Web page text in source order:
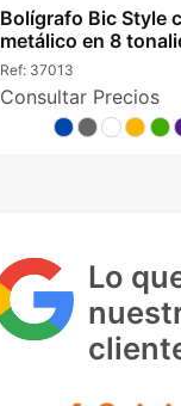
Bolígrafo Bic Style
metálico en 8
Ref: 37013
Consultar Precios
Lo